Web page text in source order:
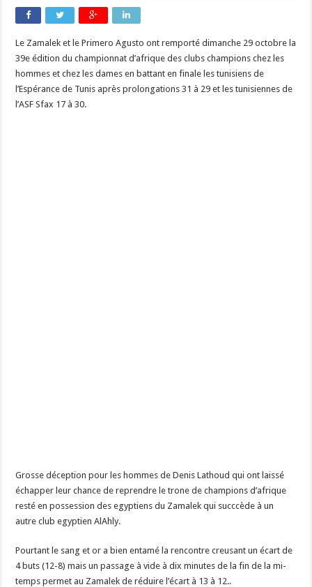
Le Zamalek et le Primero Agusto ont remporté dimanche 29 octobre la
39e édition du championnat d’afrique des clubs champions chez les
hommes et chez les dames en battant en finale les tunisiens de
l’Espérance de Tunis après prolongations 31 à 29 et les tunisiennes de
l’ASF Sfax 17 à 30.
Grosse déception pour les hommes de Denis Lathoud qui ont laissé
échapper leur chance de reprendre le trone de champions d’afrique
resté en possession des egyptiens du Zamalek qui succcède à un
autre club egyptien AlAhly.
Pourtant le sang et or a bien entamé la rencontre creusant un écart de
4 buts (12-8) mais un passage à vide à dix minutes de la fin de la mi-
temps permet au Zamalek de réduire l’écart à 13 à 12..